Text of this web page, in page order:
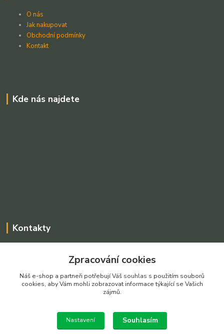
O nás
Jak nakupovat
Obchodní podmínky
Kontakt
Kde nás najdete
Kontakty
+420 775025765
prodejnarezivadecin@seznam.cz
Zpracování cookies
Náš e-shop a partneři potřebují Váš souhlas s použitím souborů
cookies, aby Vám mohli zobrazovat informace týkající se Vašich
zájmů.
Nastavení Souhlasím